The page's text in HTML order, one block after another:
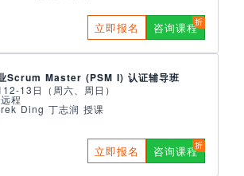
立即报名 咨询课程
Scrum Master (PSM I) 认证辅导班
13日（周六、周日）
程
Ding 丁志润 授课
立即报名 咨询课程